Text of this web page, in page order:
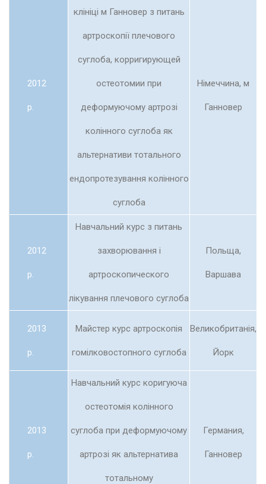
2012
р.
клініці м Ганновер з питань
артроскопії плечового
суглоба, корригирующей
остеотомии при
деформуючому артрозі
колінного суглоба як
альтернативи тотального
ендопротезування колінного
суглоба
Німеччина, м
Ганновер
2012
р.
Навчальний курс з питань
захворювання і
артроскопического
лікування плечового суглоба
Польща,
Варшава
2013
р.
Майстер курс артроскопія
гомілковостопного суглоба
Великобританія,
Йорк
2013
р.
Навчальний курс коригуюча
остеотомія колінного
суглоба при деформуючому
артрозі як альтернатива
тотальному
Германия,
Ганновер